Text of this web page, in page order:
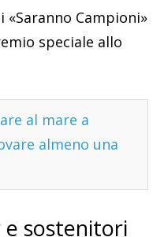
Campioni»
speciale allo
al mare a
almeno una
sostenitori